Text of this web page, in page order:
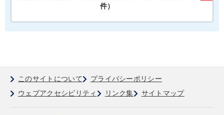
件）
このサイトについて
プライバシーポリシー
ウェブアクセシビリティ
リンク集 サイトマップ